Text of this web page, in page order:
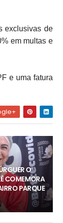
exclusivas de
em multas e
e uma fatura
O
COMEMORA
PARQUE